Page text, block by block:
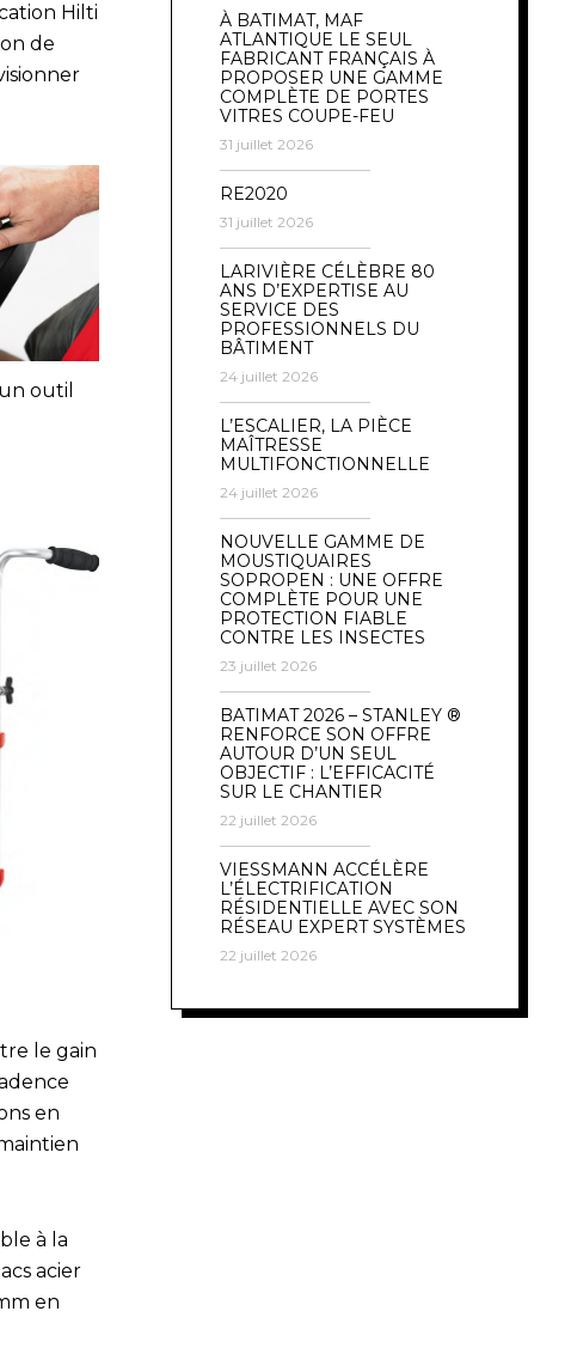
Hilti
de
outil
le gain
en
à la
acier
en
À BATIMAT, MAF
ATLANTIQUE LE SEUL
FABRICANT FRANÇAIS À
PROPOSER UNE GAMME
COMPLÈTE DE PORTES
VITRES COUPE-FEU
31 juillet 2026
RE2020
31 juillet 2026
LARIVIÈRE CÉLÈBRE 80
ANS D’EXPERTISE AU
SERVICE DES
PROFESSIONNELS DU
BÂTIMENT
24 juillet 2026
L’ESCALIER, LA PIÈCE
MAÎTRESSE
MULTIFONCTIONNELLE
24 juillet 2026
NOUVELLE GAMME DE
MOUSTIQUAIRES
SOPROPEN : UNE OFFRE
COMPLÈTE POUR UNE
PROTECTION FIABLE
CONTRE LES INSECTES
23 juillet 2026
BATIMAT 2026 – STANLEY ®
RENFORCE SON OFFRE
AUTOUR D’UN SEUL
OBJECTIF : L’EFFICACITÉ
SUR LE CHANTIER
22 juillet 2026
VIESSMANN ACCÉLÈRE
L’ÉLECTRIFICATION
RÉSIDENTIELLE AVEC SON
RÉSEAU EXPERT SYSTÈMES
22 juillet 2026